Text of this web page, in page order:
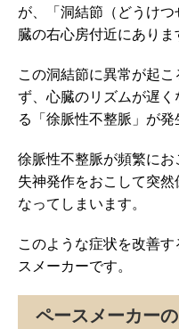
が、「洞結節（どうけ
臓の右心房付近にありま
この洞結節に異常が起
ず、心臓のリズムが遅
る「徐脈性不整脈」が発
徐脈性不整脈が頻繁にお
失神発作をおこして突
なってしまいます。
このような症状を改善
スメーカーです。
ペースメーカー